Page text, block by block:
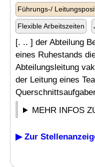
Führungs-/
Flexible Arbeitszeiten
[. .. ] der Abteilung
eines Ruhestands
Abteilungsleitung
der Leitung eines
MEHR INFOS
▶ Zur